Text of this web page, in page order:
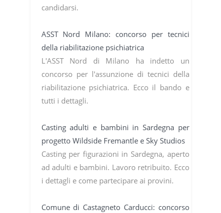
candidarsi.
ASST Nord Milano: concorso per tecnici
della riabilitazione psichiatrica
L'ASST Nord di Milano ha indetto un
concorso per l'assunzione di tecnici della
riabilitazione psichiatrica. Ecco il bando e
tutti i dettagli.
Casting adulti e bambini in Sardegna per
progetto Wildside Fremantle e Sky Studios
Casting per figurazioni in Sardegna, aperto
ad adulti e bambini. Lavoro retribuito. Ecco
i dettagli e come partecipare ai provini.
Comune di Castagneto Carducci: concorso